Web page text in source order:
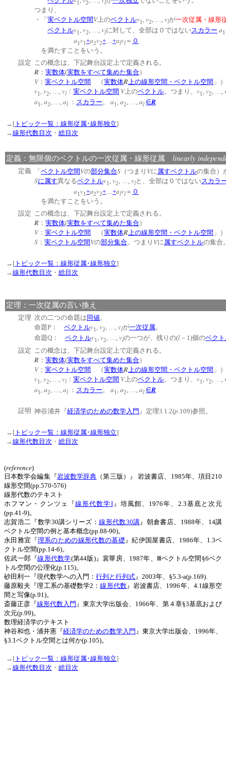
1 2 l
つまり、
・「 実ベクトル空間 V上のベクトルv1 , v2, …, vlが一次従属・線形
ベクトルv1 v2 vlに対して、全部は０ではないスカラー a1
a1v1+a2v2+ +alvl ＝ ０
を満たすことをいう。
設定 この概念は、下記舞台設定上で定義される。
R ： 実数体(実数をすべて集めた集合）
V： 実ベクトル空間 （実数体R上の線形空間・ベクトル空間
v1 , v2, …, vl ： 実ベクトル空間 V上のベクトル。つまり、 v1 , v2, …,
a1 a2 al ： スカラー 。 a1 a2 al ∈R
→[ トピック一覧：線形従属･線形独立]
→線形代数目次 ・ 総目次
定義：無限個のベクトルの一次従属・線形従属 linearly
定義 「 ベクトル空間 Vの部分集合S （つまり Vに属すベクトルの集合）
Sに属す異なるベクトルv1 , v2, …, vlと、全部は０ではないスカラ
a1v1+a2v2+ +alvl ＝ ０
を満たすことをいう。
設定 この概念は、下記舞台設定上で定義される。
R ： 実数体(実数をすべて集めた集合）
V： 実ベクトル空間 （実数体R上の線形空間・ベクトル空間
S ： 実ベクトル空間 Vの部分集合。つまり Vに属すベクトルの集合
→[ トピック一覧：線形従属･線形独立]
→線形代数目次 ・ 総目次
定理：一次従属の言い換え
定理 次の二つの命題は 同値。
命題P： ベクトルv1 , v2, …, vlが一次従属。
命題Q： ベクトルv1 v2 vlの一つが、残りの(l －1)個のベク
設定 この概念は、下記舞台設定上で定義される。
R ： 実数体(実数をすべて集めた集合）
V： 実ベクトル空間 （実数体R上の線形空間・ベクトル空間
v1 , v2, …, vl ： 実ベクトル空間 V上のベクトル。つまり、 v1 , v2, …,
a1 a2 al ： スカラー 。 a1 a2 al ∈R
証明 神谷浦井『経済学のための数学入門 』定理3.1.2(p.109)参照。
→[ トピック一覧：線形従属･線形独立]
→線形代数目次 ・ 総目次
(reference)
日本数学会編集『岩波数学辞典 （第三版）』 岩波書店、1985年、項目210
線形空間(pp.570-576)
線形代数のテキスト
ホフマン・クンツェ『線形代数学I』培風館、1976年、2.3基底と次元
(pp.41-9)。
志賀浩二『数学30講シリーズ：線形代数30講』朝倉書店、1988年、14講
ベクトル空間の例と基本概念(pp.88-90)。
永田雅宜『理系のための線形代数の基礎』紀伊国屋書店、1986年、1.3ベ
クトル空間(pp.14-6)。
佐武一郎『線形代数学(第44版)』裳華房、1987年、Ⅲベクトル空間§6ベク
トル空間の公理化(p.115)。
砂田利一『現代数学への入門： 行列と行列式』2003年、§5.3-a(p.169).
藤原毅夫『理工系の基礎数学2：線形代数』岩波書店、1996年、4.1線形空
間と写像(p.91)。
斎藤正彦『線形代数入門 』東京大学出版会、1966年、第４章§3基底および
次元(p.99)。
数理経済学のテキスト
神谷和也・浦井憲『経済学のための数学入門 』東京大学出版会、1996年、
§3.1ベクトル空間とは何か(p.105)。
→[ トピック一覧：線形従属･線形独立]
→線形代数目次 ・ 総目次